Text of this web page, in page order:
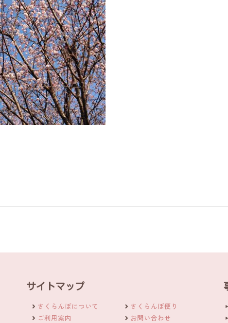
サイトマップ
さくらんぼについて
ご利用案内
さくらんぼ便り
お問い合わせ